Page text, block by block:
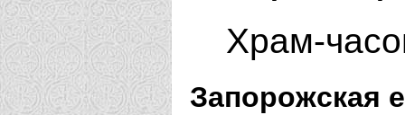
Храм-
Запорожская